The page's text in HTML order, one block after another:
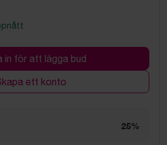
in för att lägga bud
ett konto
25%